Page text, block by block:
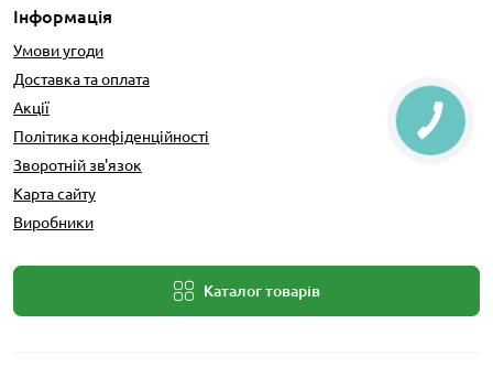
Інформація
Умови угоди
Доставка та оплата
Акції
Політика конфіденційності
Зворотній зв'язок
Карта сайту
Виробники
Каталог товарів